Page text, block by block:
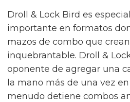
Droll & Lock Bird es
importante en formatos
mazos de combo que
inquebrantable. Droll &
oponente de agregar una
la mano más de una vez
menudo detiene combos